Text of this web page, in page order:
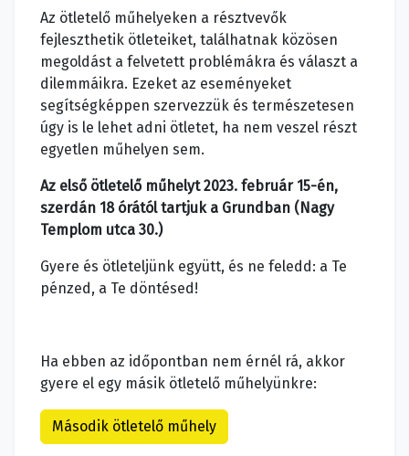
Az ötletelő műhelyeken a résztvevők
fejleszthetik ötleteiket, találhatnak közösen
megoldást a felvetett problémákra és választ a
dilemmáikra. Ezeket az eseményeket
segítségképpen szervezzük és természetesen
úgy is le lehet adni ötletet, ha nem veszel részt
egyetlen műhelyen sem.
Az első ötletelő műhelyt 2023. február 15-én,
szerdán 18 órától tartjuk a Grundban (Nagy
Templom utca 30.)
Gyere és ötleteljünk együtt, és ne feledd: a Te
pénzed, a Te döntésed!
Ha ebben az időpontban nem érnél rá, akkor
gyere el egy másik ötletelő műhelyünkre:
Második ötletelő műhely